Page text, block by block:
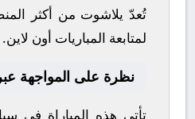
تُعدّ يلاشوت من أكثر
لمتابعة المباريات أون لاين.
نظرة على المواجهة عبر yallashoot
تأتي هذه المباراة في